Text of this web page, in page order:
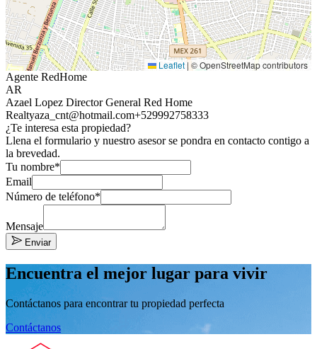
Leaflet| © OpenStreetMap contributors
Agente RedHome
AR
Azael Lopez Director General Red Home
Realtyaza_cnt@hotmail.com+529992758333
¿Te interesa esta propiedad?
Llena el formulario y nuestro asesor se pondra en contacto contigo a
la brevedad.
Tu nombre*
Email
Número de teléfono*
Mensaje
Enviar
Encuentra el mejor lugar para vivir
Contáctanos para encontrar tu propiedad perfecta
Contáctanos